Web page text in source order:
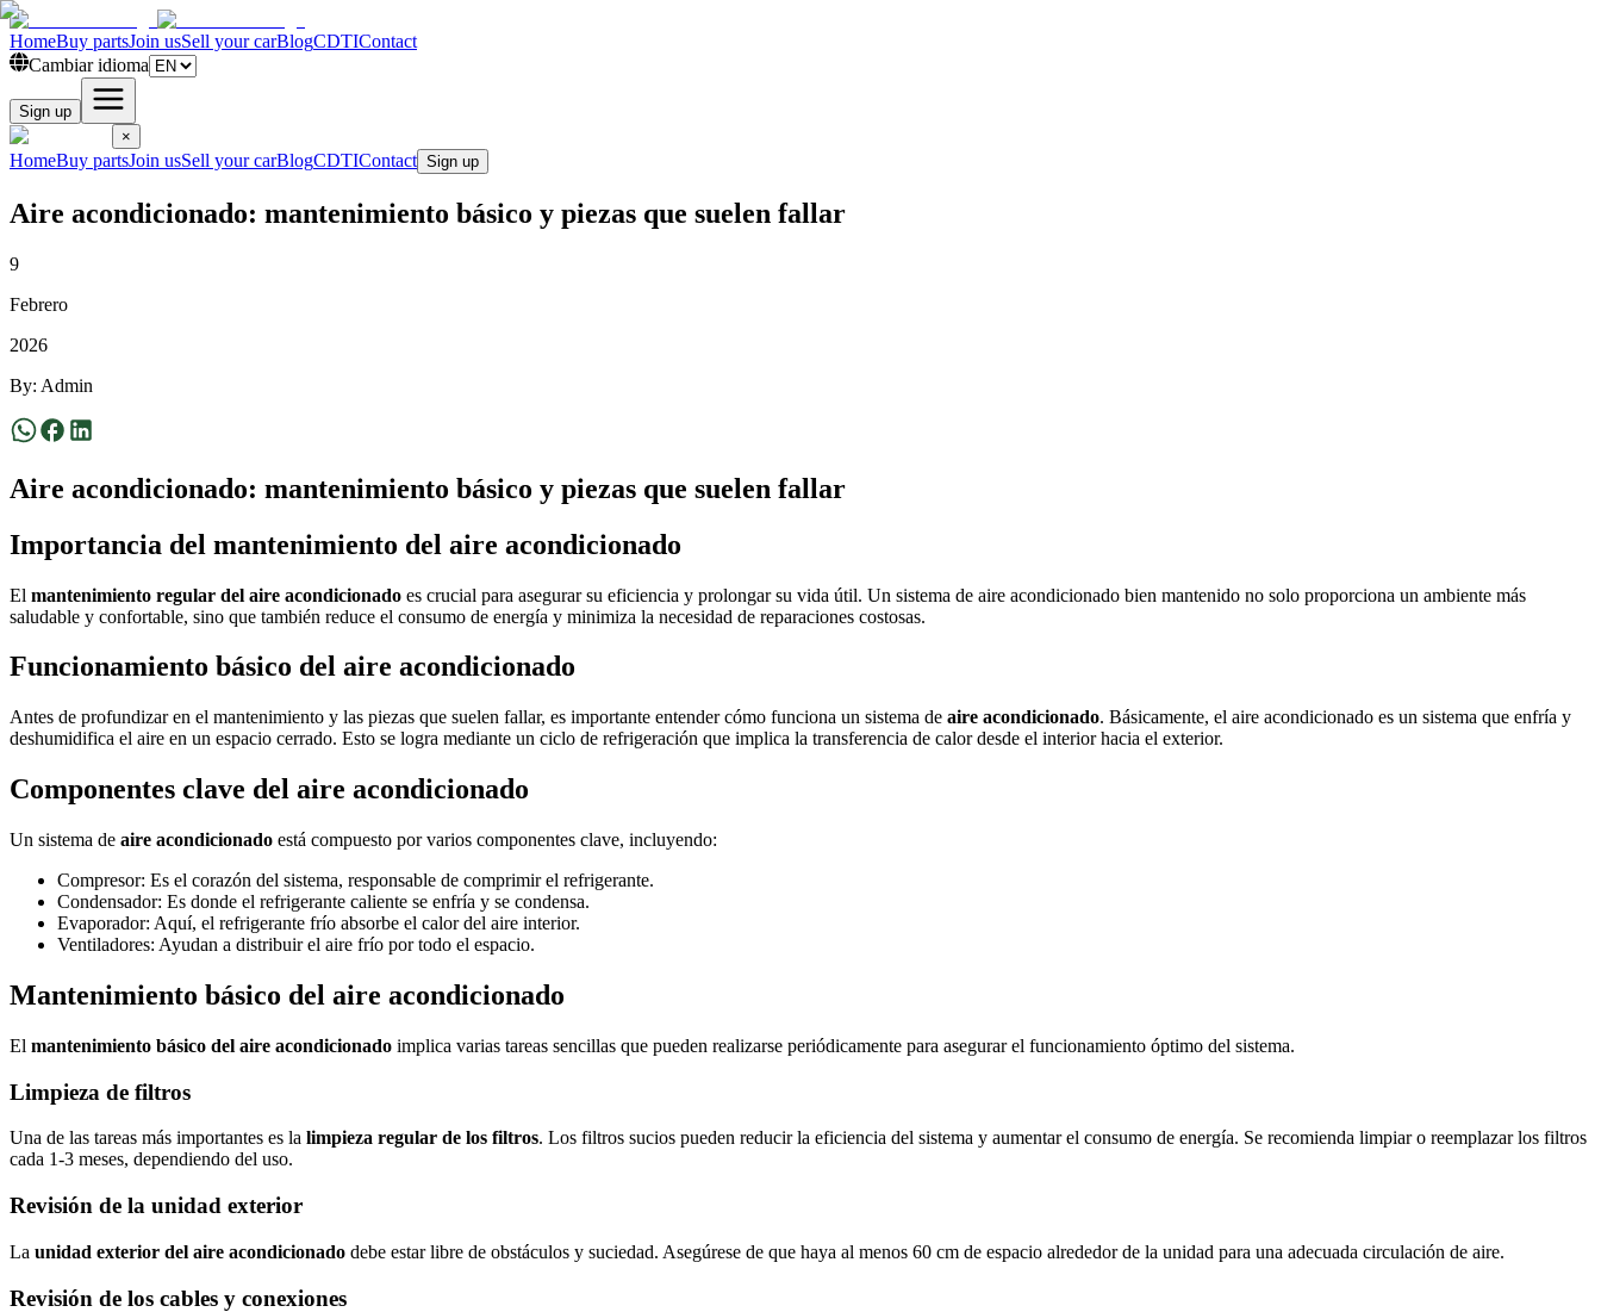
HomeBuy partsJoin usSell your carBlogCDTIContact
Cambiar idioma
Sign up
×
HomeBuy partsJoin usSell your carBlogCDTIContact Sign up
Aire acondicionado: mantenimiento básico y piezas que suelen fallar
9
Febrero
2026
By: Admin
Aire acondicionado: mantenimiento básico y piezas que suelen fallar
Importancia del mantenimiento del aire acondicionado
El mantenimiento regular del aire acondicionado es crucial para asegurar su eficiencia y prolongar su vida útil. Un sistema de aire acondicionado bien mantenido no solo proporciona un ambiente más
saludable y confortable, sino que también reduce el consumo de energía y minimiza la necesidad de reparaciones costosas.
Funcionamiento básico del aire acondicionado
Antes de profundizar en el mantenimiento y las piezas que suelen fallar, es importante entender cómo funciona un sistema de aire acondicionado. Básicamente, el aire acondicionado es un sistema que enfría y
deshumidifica el aire en un espacio cerrado. Esto se logra mediante un ciclo de refrigeración que implica la transferencia de calor desde el interior hacia el exterior.
Componentes clave del aire acondicionado
Un sistema de aire acondicionado está compuesto por varios componentes clave, incluyendo:
Compresor: Es el corazón del sistema, responsable de comprimir el refrigerante.
Condensador: Es donde el refrigerante caliente se enfría y se condensa.
Evaporador: Aquí, el refrigerante frío absorbe el calor del aire interior.
Ventiladores: Ayudan a distribuir el aire frío por todo el espacio.
Mantenimiento básico del aire acondicionado
El mantenimiento básico del aire acondicionado implica varias tareas sencillas que pueden realizarse periódicamente para asegurar el funcionamiento óptimo del sistema.
Limpieza de filtros
Una de las tareas más importantes es la limpieza regular de los filtros. Los filtros sucios pueden reducir la eficiencia del sistema y aumentar el consumo de energía. Se recomienda limpiar o reemplazar los filtros
cada 1-3 meses, dependiendo del uso.
Revisión de la unidad exterior
La unidad exterior del aire acondicionado debe estar libre de obstáculos y suciedad. Asegúrese de que haya al menos 60 cm de espacio alrededor de la unidad para una adecuada circulación de aire.
Revisión de los cables y conexiones